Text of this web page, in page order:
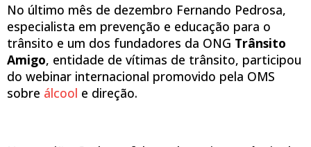
No último mês de dezembro Fernando Pedrosa,
especialista em prevenção e educação para o
trânsito e um dos fundadores da ONG Trânsito
Amigo, entidade de vítimas de trânsito, participou
do webinar internacional promovido pela OMS
sobre álcool e direção.